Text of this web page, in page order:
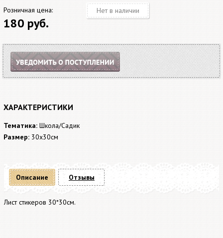
Розничная цена:
180 руб.
Нет в наличии
ХАРАКТЕРИСТИКИ
Тематика: Школа/Садик
Размер: 30x30см
Описание
Лист стикеров 30*30см.
Отзывы